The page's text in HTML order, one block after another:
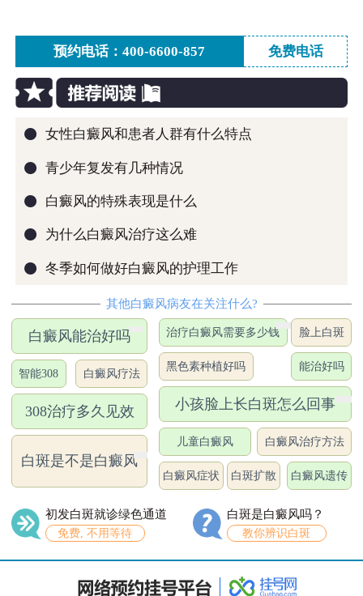
预约电话：400-6600-857 免费电话
● 女性白癜风和患者人群有什么特点
● 青少年复发有几种情况
● 白癜风的特殊表现是什么
● 为什么白癜风治疗这么难
● 冬季如何做好白癜风的护理工作
其他白癜风病友在关注什么?
白癜风能治好吗
智能308 白癜风疗法
308治疗多久见效
白斑是不是白癜风
治疗白癜风需要多少钱 脸上白斑
黑色素种植好吗 能治好吗
小孩脸上长白斑怎么回事
儿童白癜风 白癜风治疗方法
白癜风症状 白斑扩散 白癜风遗传
初发白斑就诊绿色通道
免费, 不用等待
白斑是白癜风吗？
教你辨识白斑